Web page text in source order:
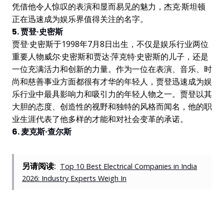
凭借他令人惊叹的表演和显而易见的魅力，杰克·斯坦顿
正在迅速成为娱乐界值得关注的名字。
5. 贾登·史密斯
贾登·史密斯于1998年7月8日出生，不仅是娱乐行业两位
重要人物威尔·史密斯和贾达·萍克特·史密斯的儿子，还是
一位充满活力和创新的力量。作为一位在表演、音乐、时
尚和慈善事业方面都很有才华的年轻人，贾登迅速成为娱
乐行业中最具影响力和吸引力的年轻人物之一。贾登以其
大胆的态度、创造性的视野和独特的风格而闻名，他的职
业生涯代表了他多样的才能和对社会变革的承诺。
6. 麦克斯·查尔斯
另请阅读: Top 10 Best Electrical Companies in India
2026: Industry Experts Weigh In